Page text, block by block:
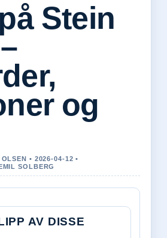
Stein
og
• 2026-04-12 •
SOLBERG
AV DISSE